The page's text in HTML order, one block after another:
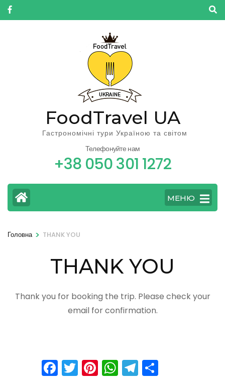
FoodTravel UA
Гастрономічні тури Україною та світом
Телефонуйте нам
+38 050 301 1272
МЕНЮ
Головна > THANK YOU
THANK YOU
Thank you for booking the trip. Please check your
email for confirmation.
Facebook
Twitter
Pinterest
WhatsApp
Telegram